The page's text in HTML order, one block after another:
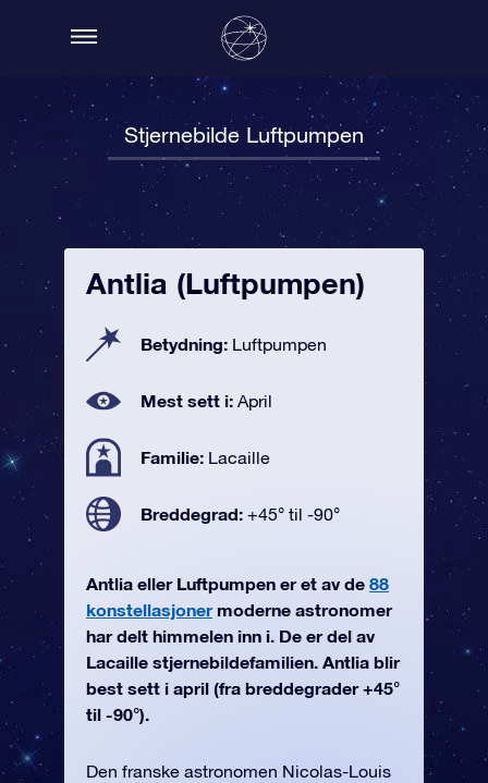
Stjernebilde Luftpumpen
Antlia (Luftpumpen)
Betydning: Luftpumpen
Mest sett i: April
Familie: Lacaille
Breddegrad: +45° til -90°
Antlia eller Luftpumpen er et av de 88
konstellasjonermoderne astronomer
har delt himmelen inn i. De er del av
Lacaille stjernebildefamilien. Antlia blir
best sett i april (fra breddegrader +45°
til -90°).
Den franske astronomen Nicolas-Louis